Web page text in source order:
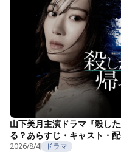
山下美月主演ドラマ『殺し
る？あらすじ・キャスト・
2026/8/4 ドラマ